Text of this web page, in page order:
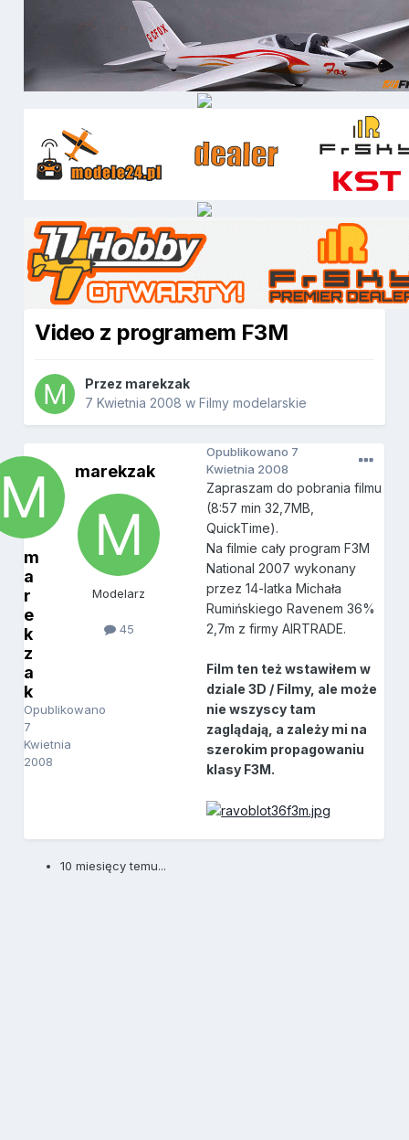
Video z programem F3M
Przez marekzak
7 Kwietnia 2008 wFilmy modelarskie
m
a
r
e
k
z
a
k
Opublikowano
7
Kwietnia
2008
marekzak
Modelarz
45
Opublikowano 7
Kwietnia 2008
Zapraszam do pobrania filmu
(8:57 min 32,7MB,
QuickTime).
Na filmie cały program F3M
National 2007 wykonany
przez 14-latka Michała
Rumińskiego Ravenem 36%
2,7m z firmy AIRTRADE.
Film ten też wstawiłem w
dziale 3D / Filmy, ale może
nie wszyscy tam
zaglądają, a zależy mi na
szerokim propagowaniu
klasy F3M.
10 miesięcy temu...